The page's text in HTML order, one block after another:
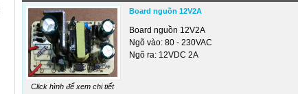
Click hình để xem chi tiết
Board nguồn 12V2A
Board nguồn 12V2A
Ngõ vào: 80 - 230VAC
Ngõ ra: 12VDC 2A